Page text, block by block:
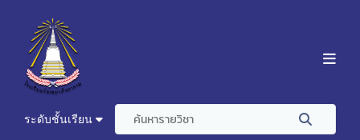
ระดับชั้นเรียน